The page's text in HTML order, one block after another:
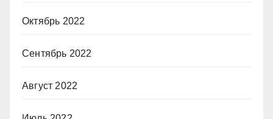
Октябрь 2022
Сентябрь 2022
Август 2022